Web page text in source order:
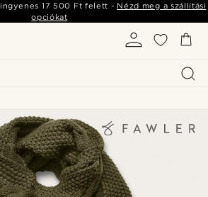
ingyenes 17 500 Ft felett - Nézd meg a szállítási
opciókat